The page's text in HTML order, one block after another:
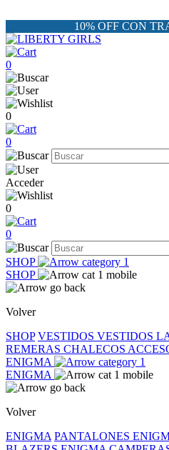
10% OFF CON
0
0
0
Acceder
0
0
SHOP
SHOP
Volver
SHOP VESTIDOS VESTIDOS
REMERAS CHALECOS
ENIGMA
ENIGMA
Volver
ENIGMA PANTALONES